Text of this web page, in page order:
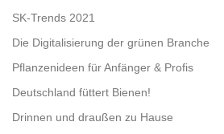
SK-Trends 2021
Die Digitalisierung der grünen Branche
Pflanzenideen für Anfänger & Profis
Deutschland füttert Bienen!
Drinnen und draußen zu Hause